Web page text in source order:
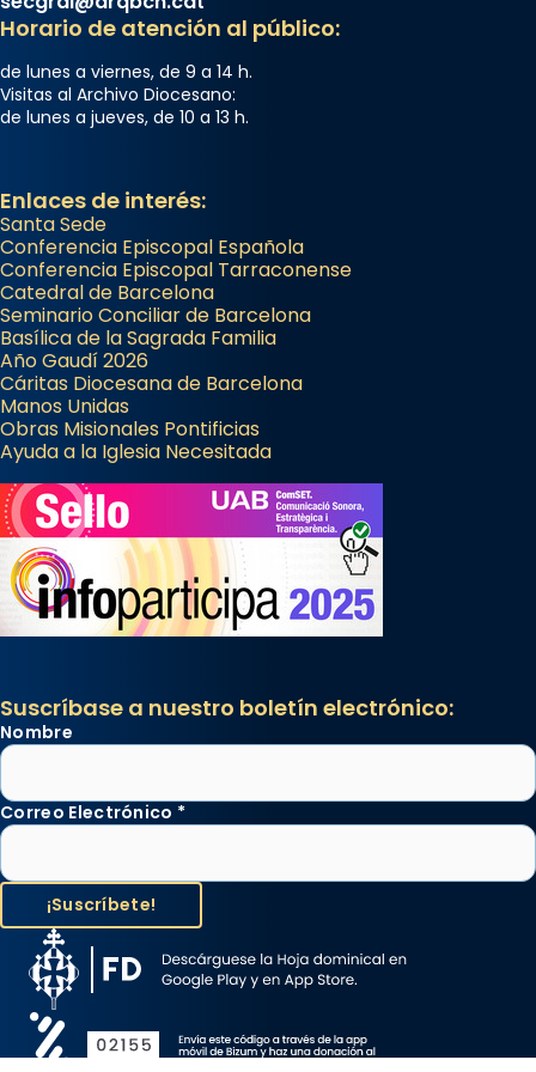
Horario de atención al público:
de lunes a viernes, de 9 a 14 h.
Visitas al Archivo Diocesano:
de lunes a jueves, de 10 a 13 h.
Enlaces de interés:
Santa Sede
Conferencia Episcopal Española
Conferencia Episcopal Tarraconense
Catedral de Barcelona
Seminario Conciliar de Barcelona
Basílica de la Sagrada Familia
Año Gaudí 2026
Cáritas Diocesana de Barcelona
Manos Unidas
Obras Misionales Pontificias
Ayuda a la Iglesia Necesitada
Suscríbase a nuestro boletín electrónico:
Nombre
Correo Electrónico *